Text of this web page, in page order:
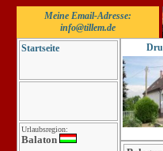
Meine Email-Adresse:
info@tillem.de
Startseite
Urlaubsregion:
Balaton